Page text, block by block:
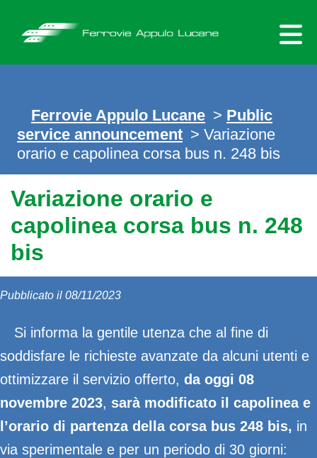
content
Ferrovie Appulo Lucane > Public
service announcement > Variazione
orario e capolinea corsa bus n. 248 bis
Variazione orario e
capolinea corsa bus n. 248
bis
Pubblicato il 08/11/2023
Si informa la gentile utenza che al fine di
soddisfare le richieste avanzate da alcuni utenti e
ottimizzare il servizio offerto, da oggi 08
novembre 2023, sarà modificato il capolinea e
l’orario di partenza della corsa bus 248 bis, in
via sperimentale e per un periodo di 30 giorni: